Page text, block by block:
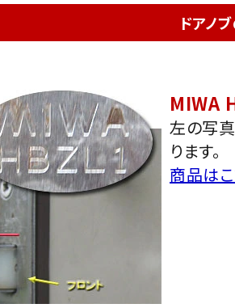
ドアノ
MIWA
左の写
ります。
商品はこ